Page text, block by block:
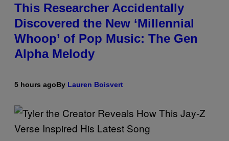
This Researcher Accidentally
Discovered the New ‘Millennial
Whoop’ of Pop Music: The Gen
Alpha Melody
5 hours agoBy Lauren Boisvert